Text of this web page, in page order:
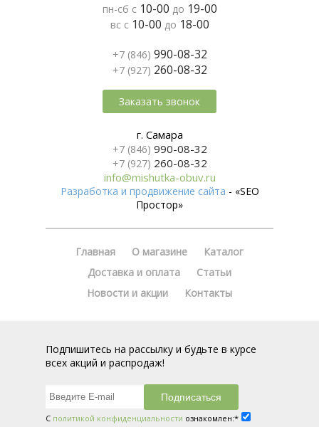
пн-сб с 10-00 до 19-00
вс с 10-00 до 18-00
+7 (846) 990-08-32
+7 (927) 260-08-32
Заказать звонок
г. Самара
+7 (846) 990-08-32
+7 (927) 260-08-32
info@mishutka-obuv.ru
Разработка и продвижение сайта - «SEO
Простор»
Главная О магазине
Каталог
Доставка и оплата
Статьи
Новости и акции
Контакты
Подпишитесь на рассылку и будьте в курсе
всех акций и распродаж!
С политикой конфиденциальности ознакомлен:*